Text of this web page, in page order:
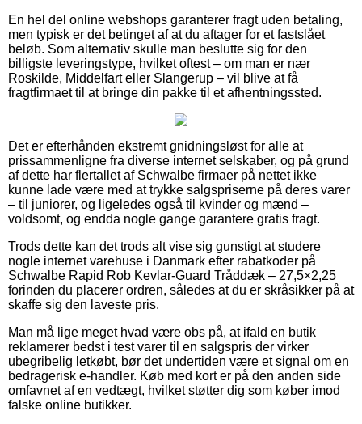
En hel del online webshops garanterer fragt uden betaling,
men typisk er det betinget af at du aftager for et fastslået
beløb. Som alternativ skulle man beslutte sig for den
billigste leveringstype, hvilket oftest – om man er nær
Roskilde, Middelfart eller Slangerup – vil blive at få
fragtfirmaet til at bringe din pakke til et afhentningssted.
Det er efterhånden ekstremt gnidningsløst for alle at
prissammenligne fra diverse internet selskaber, og på grund
af dette har flertallet af Schwalbe firmaer på nettet ikke
kunne lade være med at trykke salgspriserne på deres varer
– til juniorer, og ligeledes også til kvinder og mænd –
voldsomt, og endda nogle gange garantere gratis fragt.
Trods dette kan det trods alt vise sig gunstigt at studere
nogle internet varehuse i Danmark efter rabatkoder på
Schwalbe Rapid Rob Kevlar-Guard Tråddæk – 27,5×2,25
forinden du placerer ordren, således at du er skråsikker på at
skaffe sig den laveste pris.
Man må lige meget hvad være obs på, at ifald en butik
reklamerer bedst i test varer til en salgspris der virker
ubegribelig letkøbt, bør det undertiden være et signal om en
bedragerisk e-handler. Køb med kort er på den anden side
omfavnet af en vedtægt, hvilket støtter dig som køber imod
falske online butikker.